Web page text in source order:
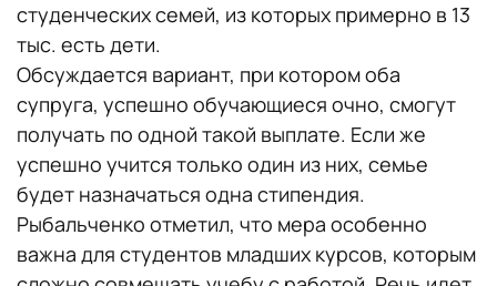
студенческих семей, из которых примерно в 13
тыс. есть дети.
Обсуждается вариант, при котором оба
супруга, успешно обучающиеся очно, смогут
получать по одной такой выплате. Если же
успешно учится только один из них, семье
будет назначаться одна стипендия.
Рыбальченко отметил, что мера особенно
важна для студентов младших курсов, которым